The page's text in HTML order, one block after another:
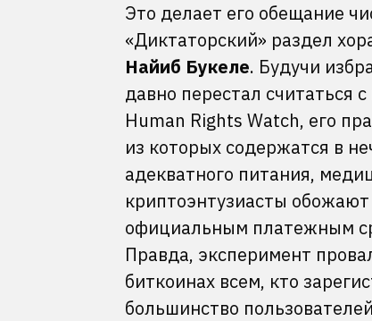
Это делает его обещание
«Диктаторский» раздел
Найиб Букеле. Будучи
давно перестал считаться
Human Rights Watch, его
из которых содержатся в
адекватного питания,
криптоэнтузиасты
официальным платежным
Правда, эксперимент
биткоинах всем, кто
большинство